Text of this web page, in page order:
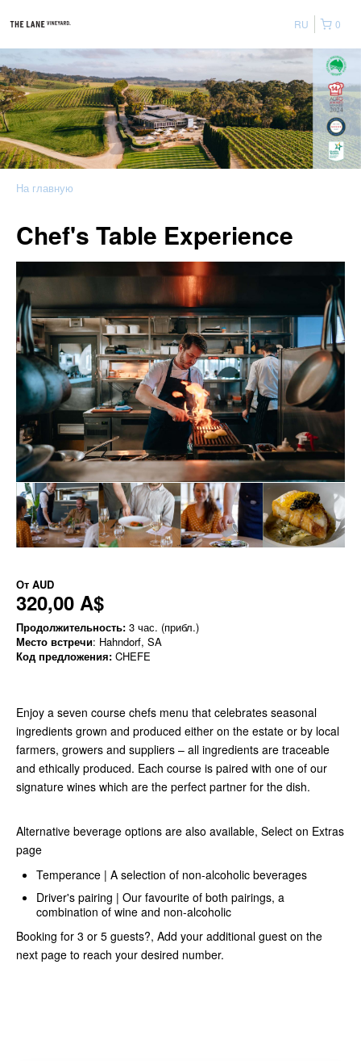
0
RU
На главную
Chef's Table Experience
От AUD
320,00 A$
Продолжительность: 3 час. (прибл.)
Место встречи: Hahndorf, SA
Код предложения: CHEFE
Enjoy a seven course chefs menu that celebrates seasonal
ingredients grown and produced either on the estate or by local
farmers, growers and suppliers – all ingredients are traceable
and ethically produced. Each course is paired with one of our
signature wines which are the perfect partner for the dish.
Alternative beverage options are also available, Select on Extras
page
Temperance | A selection of non-alcoholic beverages
Driver's pairing | Our favourite of both pairings, a
combination of wine and non-alcoholic
Booking for 3 or 5 guests?, Add your additional guest on the
next page to reach your desired number.